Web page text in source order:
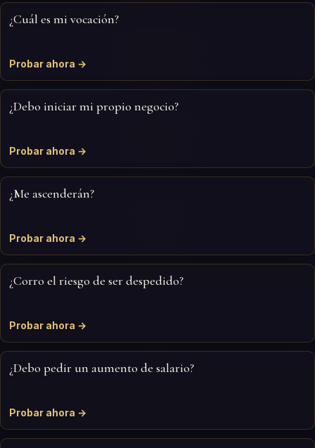
¿Cuál es mi vocación?
Probar ahora →
¿Debo iniciar mi propio negocio?
Probar ahora →
¿Me ascenderán?
Probar ahora →
¿Corro el riesgo de ser despedido?
Probar ahora →
¿Debo pedir un aumento de salario?
Probar ahora →